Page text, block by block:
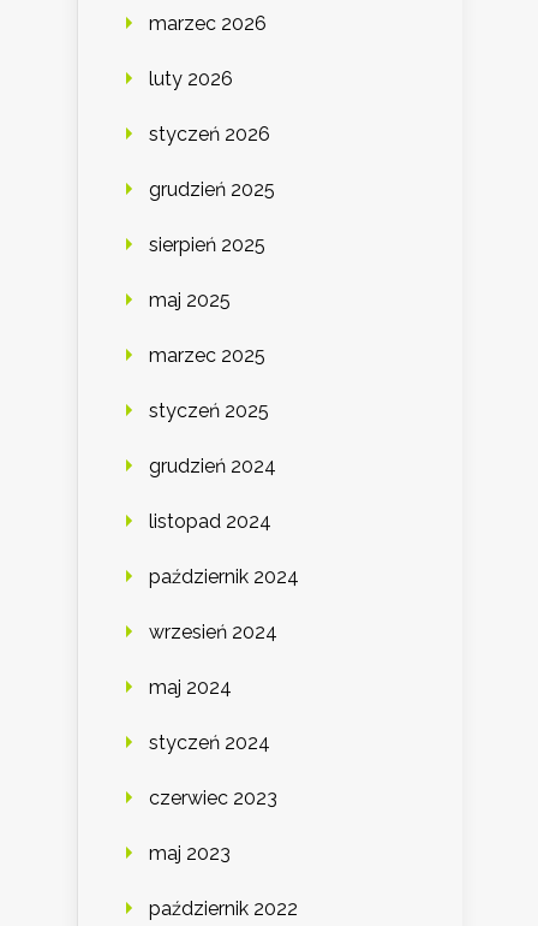
marzec 2026
luty 2026
styczeń 2026
grudzień 2025
sierpień 2025
maj 2025
marzec 2025
styczeń 2025
grudzień 2024
listopad 2024
październik 2024
wrzesień 2024
maj 2024
styczeń 2024
czerwiec 2023
maj 2023
październik 2022